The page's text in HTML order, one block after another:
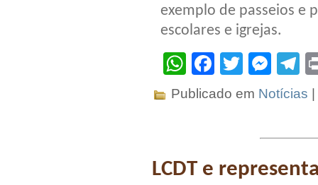
exemplo de passeios e
escolares e igrejas.
WhatsApp
Facebook
Twitter
Publicado em Notícias
LCDT e